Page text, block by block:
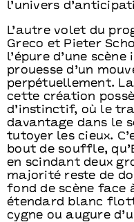
l’univers
L’autre volet du
Greco et Pieter
l’épure d’une
prouesse d’un
perpétuellement.
cette création
d’instinctif, où le
davantage dans le
tutoyer les cieux.
bout de souffle,
en scindant deux
majorité reste de
fond de scène face
étendard blanc
cygne ou augure